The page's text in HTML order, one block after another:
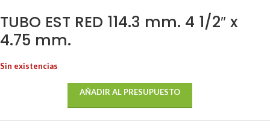
TUBO EST RED 114.3 mm. 4 1/2″ x
4.75 mm.
Sin existencias
AÑADIR AL PRESUPUESTO